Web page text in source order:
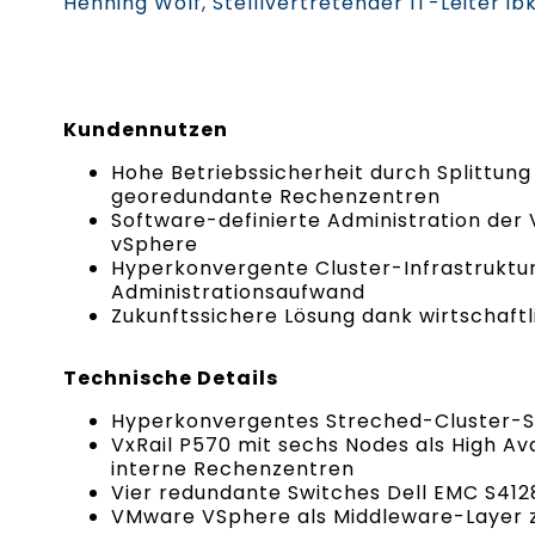
Kundennutzen
Hohe Betriebssicherheit durch
georedundante Rechenzentren
Software-definierte Administration der
vSphere
Hyperkonvergente Cluster-
Administrationsaufwand
Zukunftssichere Lösung dank
Technische Details
Hyperkonvergentes Streched-Cluster-
VxRail P570 mit sechs Nodes als High
interne Rechenzentren
Vier redundante Switches Dell EMC
VMware VSphere als Middleware-Layer